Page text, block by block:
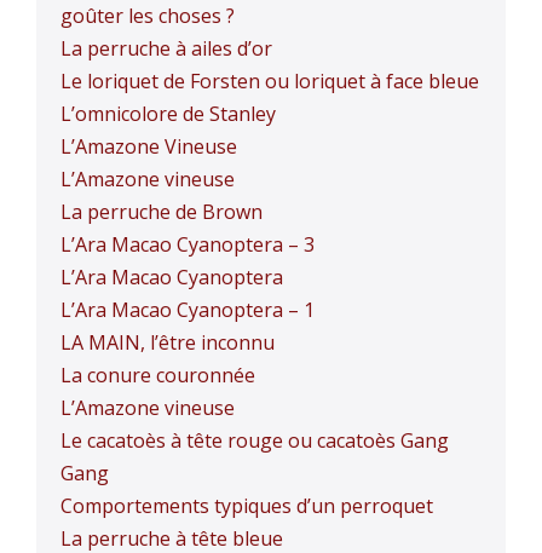
goûter les choses ?
La perruche à ailes d’or
Le loriquet de Forsten ou loriquet à face bleue
L’omnicolore de Stanley
L’Amazone Vineuse
L’Amazone vineuse
La perruche de Brown
L’Ara Macao Cyanoptera – 3
L’Ara Macao Cyanoptera
L’Ara Macao Cyanoptera – 1
LA MAIN, l’être inconnu
La conure couronnée
L’Amazone vineuse
Le cacatoès à tête rouge ou cacatoès Gang
Gang
Comportements typiques d’un perroquet
La perruche à tête bleue